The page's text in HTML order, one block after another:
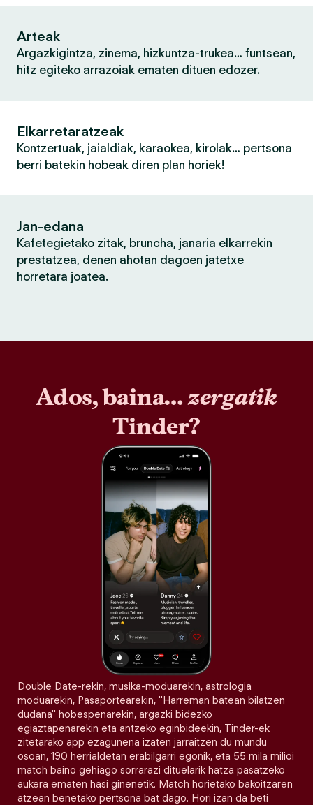
Arteak
Argazkigintza, zinema, hizkuntza-trukea… funtsean,
hitz egiteko arrazoiak ematen dituen edozer.
Elkarretaratzeak
Kontzertuak, jaialdiak, karaokea, kirolak… pertsona
berri batekin hobeak diren plan horiek!
Jan-edana
Kafetegietako zitak, bruncha, janaria elkarrekin
prestatzea, denen ahotan dagoen jatetxe
horretara joatea.
Ados, baina…zergatik
Tinder?
Double Date-rekin, musika-moduarekin, astrologia
moduarekin, Pasaportearekin, "Harreman batean bilatzen
dudana" hobespenarekin, argazki bidezko
egiaztapenarekin eta antzeko eginbideekin, Tinder-ek
zitetarako app ezagunena izaten jarraitzen du mundu
osoan, 190 herrialdetan erabilgarri egonik, eta 55 mila milioi
match baino gehiago sorrarazi dituelarik hatza pasatzeko
aukera ematen hasi ginenetik. Match horietako bakoitzaren
atzean benetako pertsona bat dago. Hori izan da beti